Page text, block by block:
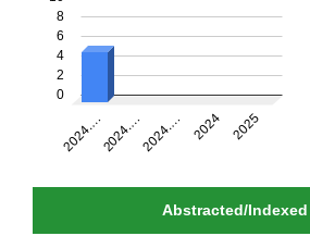
Abstracted/